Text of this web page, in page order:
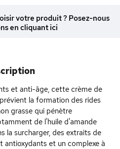
votre produit ? Posez-nous
en cliquant ici
et anti-âge, cette crème de
la formation des rides
grasse qui pénètre
de l'huile d'amande
la surcharger, des extraits de
antioxydants et un complexe à